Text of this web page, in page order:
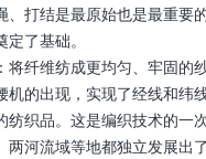
、打结是最原始也是最重要
了基础。
：将纤维纺成更均匀、牢固的纱
机的出现，实现了经线和纬
纺织品。这是编织技术的一
两河流域等地都独立发展出